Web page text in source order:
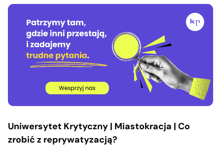
Uniwersytet Krytyczny | Miastokracja | Co
zrobić z reprywatyzacją?